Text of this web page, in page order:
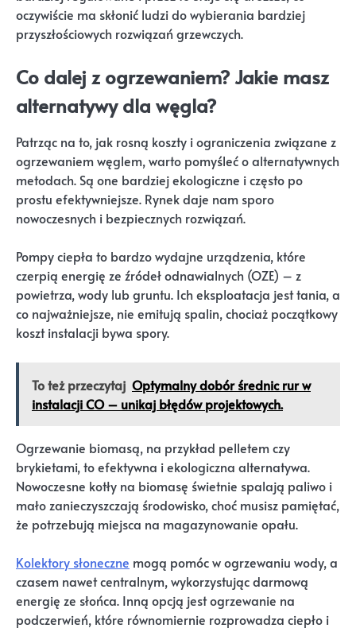
oczywiście ma skłonić ludzi do wybierania bardziej
przyszłościowych rozwiązań grzewczych.
Co dalej z ogrzewaniem? Jakie masz
alternatywy dla węgla?
Patrząc na to, jak rosną koszty i ograniczenia związane z
ogrzewaniem węglem, warto pomyśleć o alternatywnych
metodach. Są one bardziej ekologiczne i często po
prostu efektywniejsze. Rynek daje nam sporo
nowoczesnych i bezpiecznych rozwiązań.
Pompy ciepła to bardzo wydajne urządzenia, które
czerpią energię ze źródeł odnawialnych (OZE) – z
powietrza, wody lub gruntu. Ich eksploatacja jest tania, a
co najważniejsze, nie emitują spalin, chociaż początkowy
koszt instalacji bywa spory.
To też przeczytaj Optymalny dobór średnic rur w
instalacji CO – unikaj błędów projektowych.
Ogrzewanie biomasą, na przykład pelletem czy
brykietami, to efektywna i ekologiczna alternatywa.
Nowoczesne kotły na biomasę świetnie spalają paliwo i
mało zanieczyszczają środowisko, choć musisz pamiętać,
że potrzebują miejsca na magazynowanie opału.
Kolektory słoneczne mogą pomóc w ogrzewaniu wody, a
czasem nawet centralnym, wykorzystując darmową
energię ze słońca. Inną opcją jest ogrzewanie na
podczerwień, które równomiernie rozprowadza ciepło i